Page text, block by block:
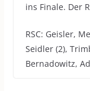
ins Finale. Der
RSC: Geisler,
Seidler (2),
Bernadowitz,